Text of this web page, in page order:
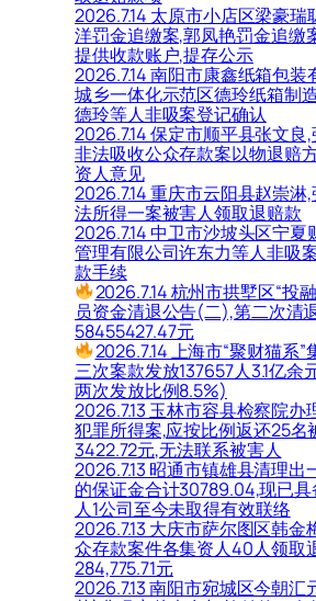
2026.7.14 太原市小店区梁豪瑞
洋罚金追缴案,郭凤艳罚金追缴
提供收款账户,提存公示
2026.7.14 南阳市康鑫纸箱包装
城乡一体化示范区德玲纸箱制
德玲等人非吸案登记确认
2026.7.14 保定市顺平县张文良
非法吸收公众存款案以物退赔
资人意见
2026.7.14 重庆市云阳县赵崇淋
法所得一案被害人领取退赔款
2026.7.14 中卫市沙坡头区宁夏
管理有限公司许东力等人非吸
款手续
2026.7.14 杭州市拱墅区“投
员资金清退公告(二),第二次清
58455427.47元
2026.7.14 上海市“聚财猫系
三次案款发放137657人3.1亿余
两次发放比例8.5%)
2026.7.13 玉林市容县检察院办
犯罪所得案,应按比例返还25名
3422.72元,无法联系被害人
2026.7.13 昭通市镇雄县清理出
的保证金合计30789.04,现已
人1公司至今未取得有效联络
2026.7.13 大庆市萨尔图区韩金
众存款案件各集资人40人领取
284,775.71元
2026.7.13 南阳市宛城区今朝汇